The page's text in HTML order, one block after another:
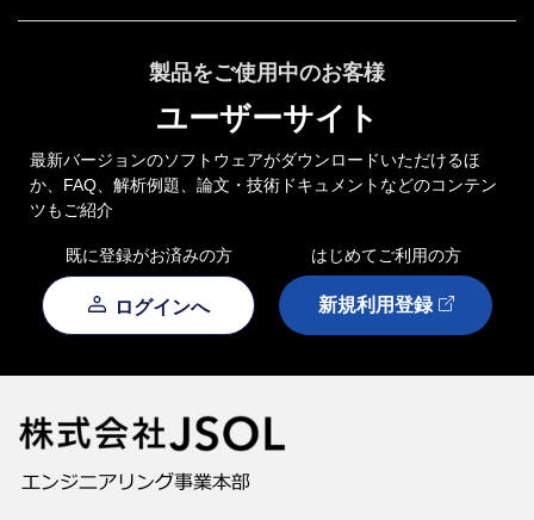
製品をご使用中のお客様
ユーザーサイト
最新バージョンのソフトウェアがダウンロードいただけるほ
か、FAQ、解析例題、論文・技術ドキュメントなどのコンテン
ツもご紹介
既に登録がお済みの方 はじめてご利用の方
ログインへ 新規利用登録